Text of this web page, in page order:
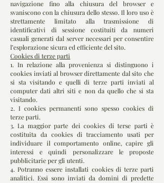
navigazione fino alla chiusura del browser e
svaniscono con la chiusura dello stesso. Il loro uso è
strettamente limitato alla trasmissione di
identificativi di sessione costituiti da numeri
casuali generati dal server necessari per consentire
l’esplorazione sicura ed efficiente del sito.
Cookies di terze parti
1. In relazione alla provenienza si distinguono i
cookies inviati al browser direttamente dal sito che
si sta visitando e quelli di terze parti inviati al
computer dati altri siti e non da quello che si sta
visitando.
2. I cookies permanenti sono spesso cookies di
terze parti.
3. La maggior parte dei cookies di terse parti è
costituita da cookies di tracciamento usati per
individuare il comportamento online, capire gli
interessi e quindi personalizzare le proposte
pubblicitarie per gli utenti.
4. Potranno essere installati cookies di terze parti
analitici. Essi sono inviati da domini di predette